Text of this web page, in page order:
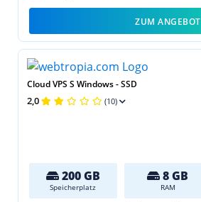
ZUM ANGEBOT
Cloud VPS S Windows - SSD
2,0 (10)
200 GB
Speicherplatz
8 GB
RAM